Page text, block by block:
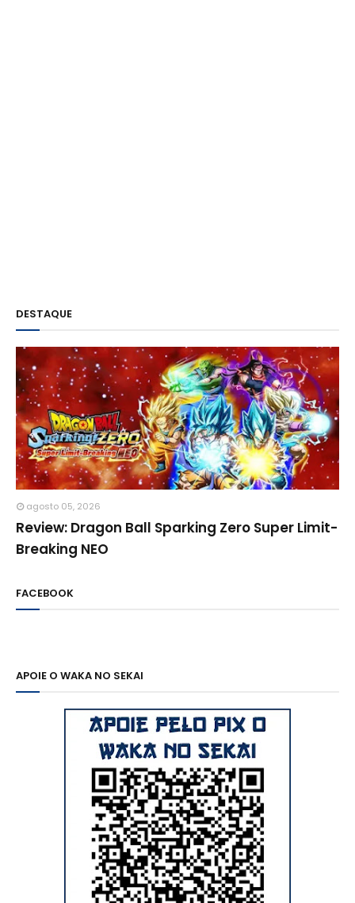
DESTAQUE
agosto 05, 2026
Review: Dragon Ball Sparking Zero Super Limit-
Breaking NEO
FACEBOOK
APOIE O WAKA NO SEKAI